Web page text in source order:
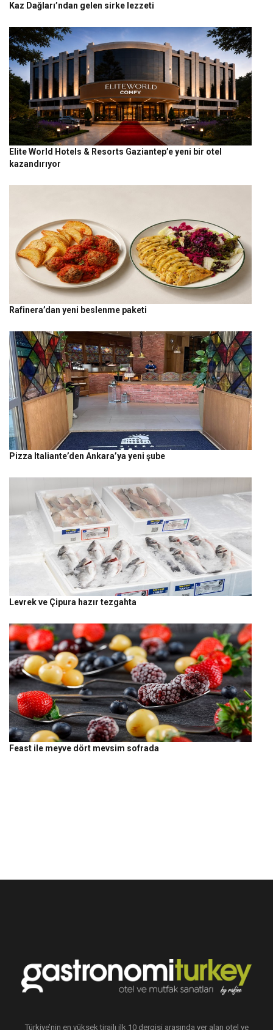
Kaz Dağları’ndan gelen sirke lezzeti
Elite World Hotels & Resorts Gaziantep’e yeni bir otel
kazandırıyor
Rafinera’dan yeni beslenme paketi
Pizza Italiante’den Ankara’ya yeni şube
Levrek ve Çipura hazır tezgahta
Feast ile meyve dört mevsim sofrada
Türkiye’nin en yüksek tirajlı ilk 10 dergisi arasında yer alan otel ve